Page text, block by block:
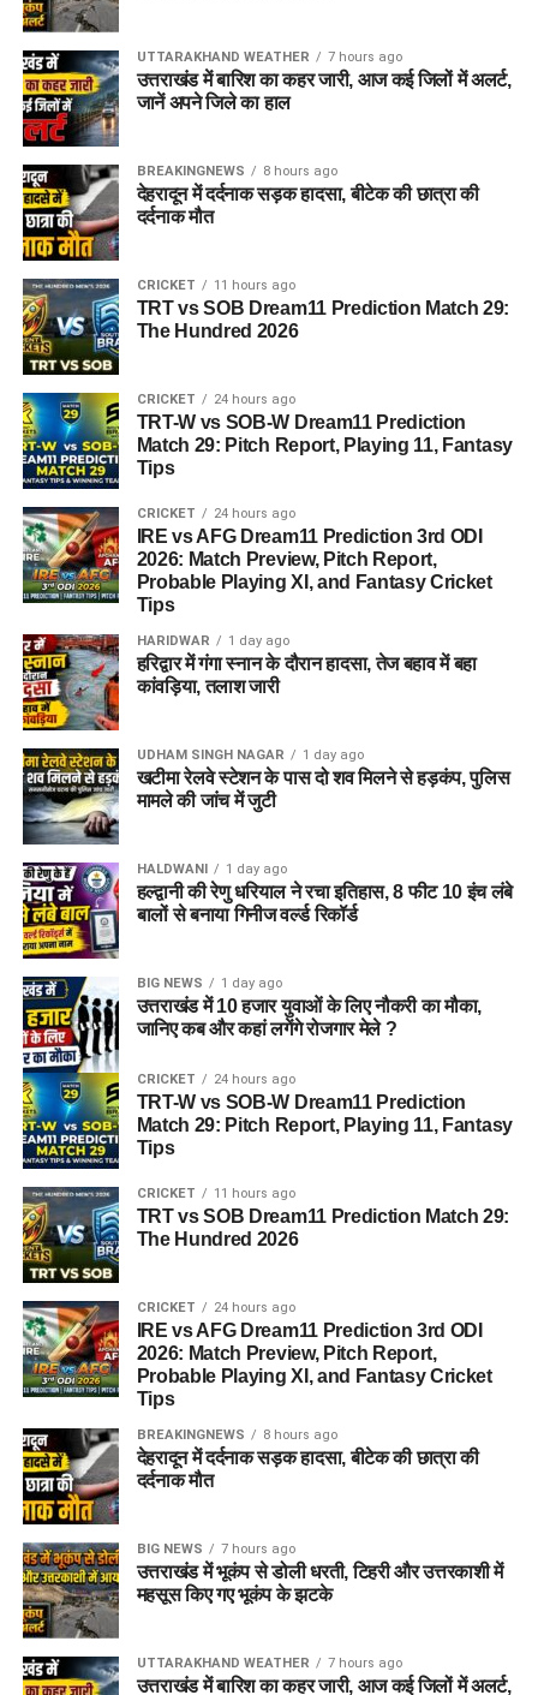
UTTARAKHAND WEATHER 7 hours ago
उत्तराखंड में बारिश का कहर जारी, आज कई जिलों में अलर्ट,
जानें अपने जिले का हाल
BREAKINGNEWS 8 hours ago
देहरादून में दर्दनाक सड़क हादसा, बीटेक की छात्रा की
दर्दनाक मौत
CRICKET 11 hours ago
TRT vs SOB Dream11 Prediction Match 29:
The Hundred 2026
CRICKET 24 hours ago
TRT-W vs SOB-W Dream11 Prediction
Match 29: Pitch Report, Playing 11, Fantasy
Tips
CRICKET 24 hours ago
IRE vs AFG Dream11 Prediction 3rd ODI
2026: Match Preview, Pitch Report,
Probable Playing XI, and Fantasy Cricket
Tips
HARIDWAR 1 day ago
हरिद्वार में गंगा स्नान के दौरान हादसा, तेज बहाव में बहा
कांवड़िया, तलाश जारी
UDHAM SINGH NAGAR 1 day ago
खटीमा रेलवे स्टेशन के पास दो शव मिलने से हड़कंप, पुलिस
मामले की जांच में जुटी
HALDWANI 1 day ago
हल्द्वानी की रेणु धरियाल ने रचा इतिहास, 8 फीट 10 इंच लंबे
बालों से बनाया गिनीज वर्ल्ड रिकॉर्ड
BIG NEWS 1 day ago
उत्तराखंड में 10 हजार युवाओं के लिए नौकरी का मौका,
जानिए कब और कहां लगेंगे रोजगार मेले ?
CRICKET 24 hours ago
TRT-W vs SOB-W Dream11 Prediction
Match 29: Pitch Report, Playing 11, Fantasy
Tips
CRICKET 11 hours ago
TRT vs SOB Dream11 Prediction Match 29:
The Hundred 2026
CRICKET 24 hours ago
IRE vs AFG Dream11 Prediction 3rd ODI
2026: Match Preview, Pitch Report,
Probable Playing XI, and Fantasy Cricket
Tips
BREAKINGNEWS 8 hours ago
देहरादून में दर्दनाक सड़क हादसा, बीटेक की छात्रा की
दर्दनाक मौत
BIG NEWS 7 hours ago
उत्तराखंड में भूकंप से डोली धरती, टिहरी और उत्तरकाशी में
महसूस किए गए भूकंप के झटके
UTTARAKHAND WEATHER 7 hours ago
उत्तराखंड में बारिश का कहर जारी, आज कई जिलों में अलर्ट,